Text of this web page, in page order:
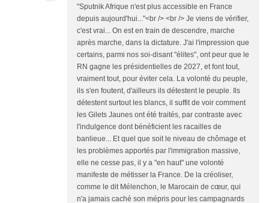
"Sputnik Afrique n'est plus accessible en France
depuis aujourd'hui..."<br /> <br /> Je viens de vérifier,
c'est vrai... On est en train de descendre, marche
après marche, dans la dictature. J'ai l'impression que
certains, parmi nos soi-disant "élites", ont peur que le
RN gagne les présidentielles de 2027, et font tout,
vraiment tout, pour éviter cela. La volonté du peuple,
ils s'en foutent, d'ailleurs ils détestent le peuple. Ils
détestent surtout les blancs, il suffit de voir comment
les Gilets Jaunes ont été traités, par contraste avec
l'indulgence dont bénéficient les racailles de
banlieue... Et quel que soit le niveau de chômage et
les problèmes apportés par l'immigration massive,
elle ne cesse pas, il y a "en haut" une volonté
manifeste de métisser la France. De la créoliser,
comme le dit Mélenchon, le Marocain de cœur, qui
n'a jamais caché son mépris pour les campagnards